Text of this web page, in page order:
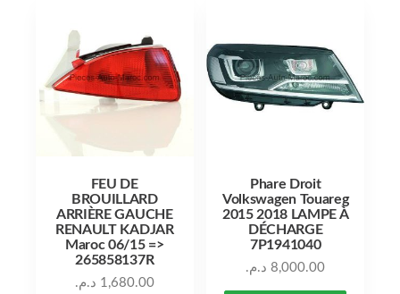
FEU DE
BROUILLARD
ARRIÈRE GAUCHE
RENAULT KADJAR
Maroc 06/15 =>
265858137R
1,680.00 د.م.
Phare Droit
Volkswagen Touareg
2015 2018 LAMPE À
DÉCHARGE
7P1941040
8,000.00 د.م.